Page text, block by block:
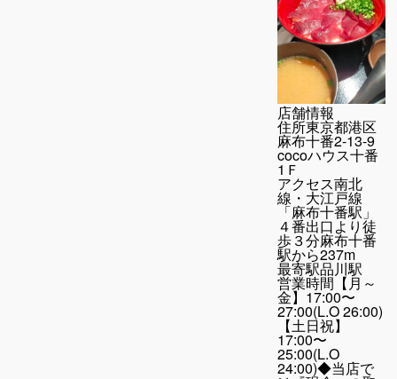
店舗情報
住所東京都港区
麻布十番2-13-9
cocoハウス十番
1Ｆ
アクセス南北
線・大江戸線
「麻布十番駅」
４番出口より徒
歩３分麻布十番
駅から237m
最寄駅品川駅
営業時間【月～
金】17:00〜
27:00(L.O 26:00)
【土日祝】
17:00〜
25:00(L.O
24:00)◆当店で